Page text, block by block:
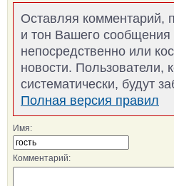
Оставляя комментарий,
и тон Вашего сообщения
непосредственно или
новости. Пользователи,
систематически, будут
Полная версия правил
Имя:
Комментарий: